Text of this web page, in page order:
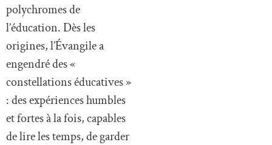
polychromes de
l’éducation. Dès les
origines, l’Évangile a
engendré des «
constellations éducatives »
: des expériences humbles
et fortes à la fois, capables
de lire les temps, de garder